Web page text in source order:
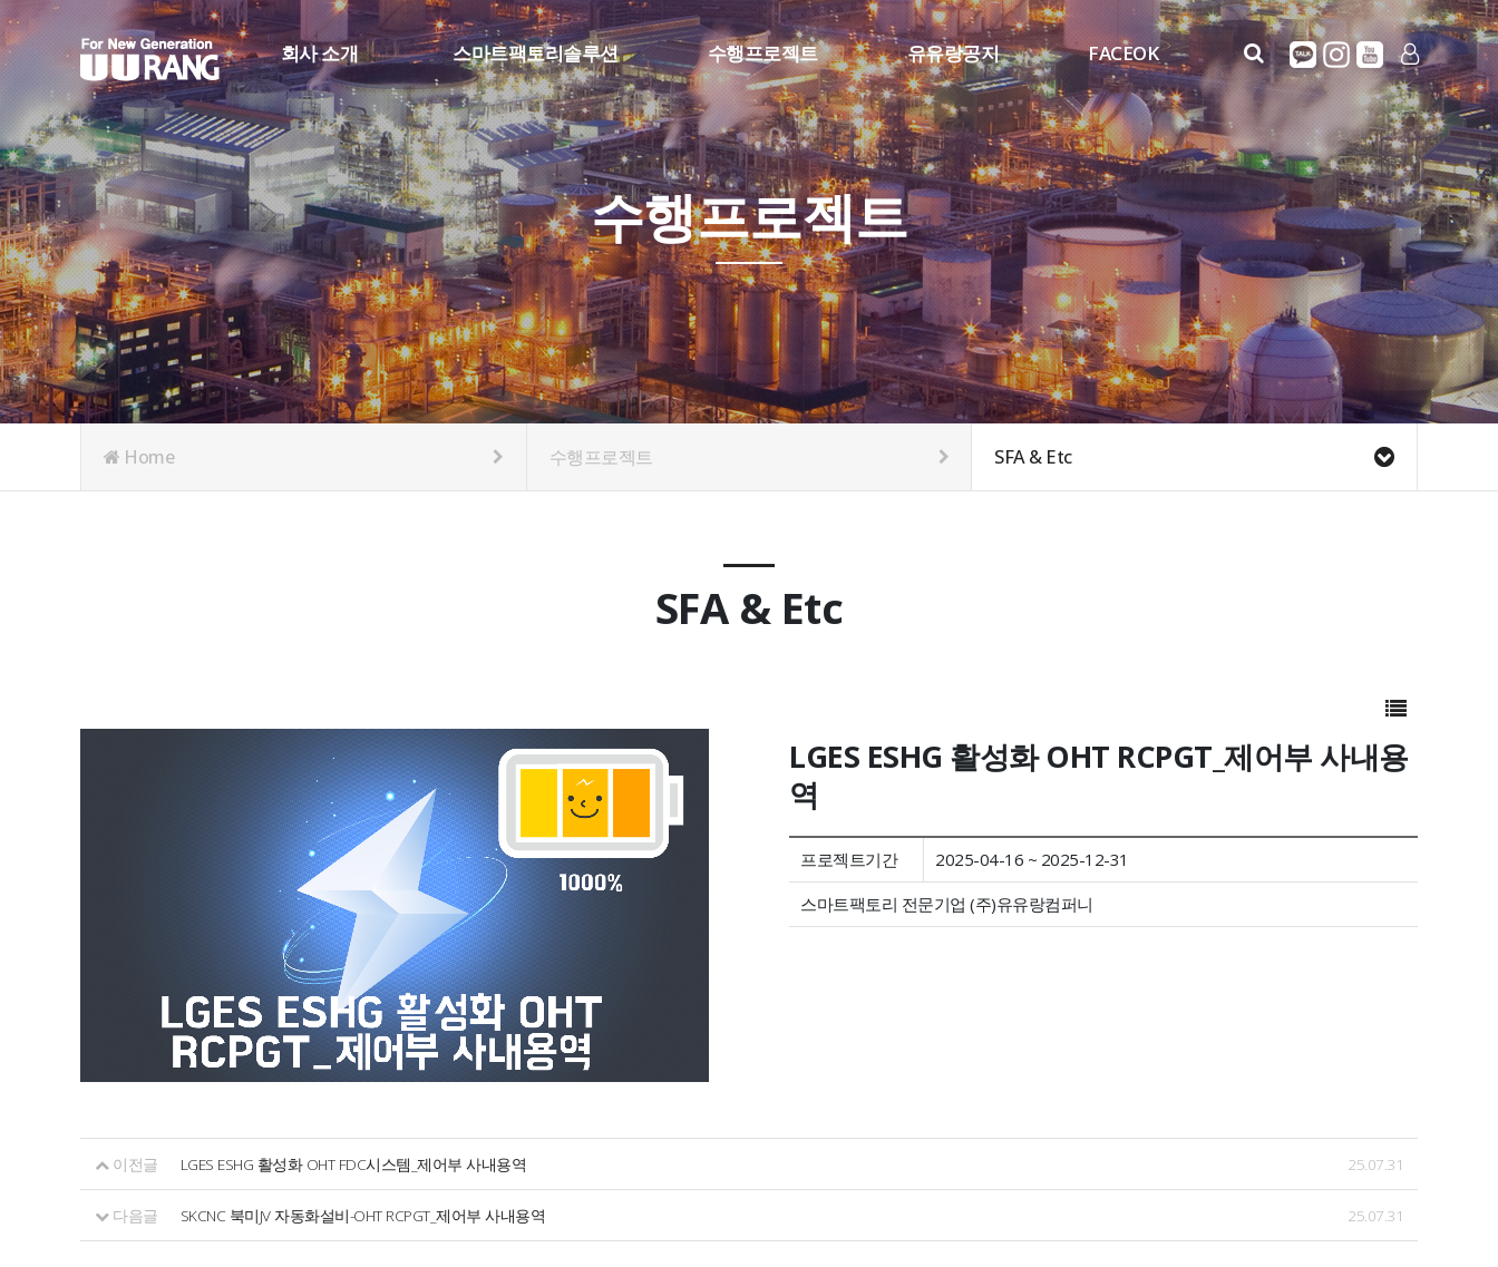
LOG IN
회사 소개
CEO 인사
회사 연혁
회사 조직도
인증 및 수상
오시는 길
스마트팩토리솔루션
스마트팩토리 MES
생산정보 수집, 머신비전
스마트 물류자동화
RFID
Face_Reference
수행프로젝트
SFA & Etc
스마트팩토리
유유랑공지
공지사항
질문과답변
FACEOK
FaceOK
FACEOK_MOVIE
수행프로젝트
Home 수행프로젝트 SFA & Etc
SFA & Etc
LGES ESHG 활성화 OHT RCPGT_제어부 사내용
역
프로젝트기간
2025-04-16 ~ 2025-12-31
스마트팩토리 전문기업 (주)유유랑컴퍼니
이전글 LGES ESHG 활성화 OHT FDC시스템_제어부 사내용역 25.07.31
다음글 SKCNC 북미JV 자동화설비-OHT RCPGT_제어부 사내용역 25.07.31